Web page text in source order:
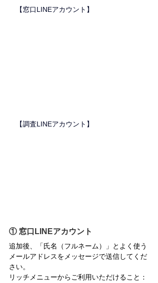
【窓口LINEアカウント】
【調査LINEアカウント】
① 窓口LINEアカウント
追加後、「氏名（フルネーム）」とよく使う
メールアドレスをメッセージで送信してくだ
さい。
リッチメニューからご利用いただけること：